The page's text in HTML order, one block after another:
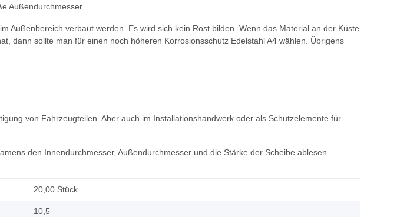
Außendurchmesser.
Außenbereich verbaut werden. Es wird sich kein Rost bilden. Wenn das Material an der Küste
dann sollte man für einen noch höheren Korrosionsschutz Edelstahl A4 wählen. Übrigens
von Fahrzeugteilen. Aber auch im Installationshandwerk oder als Schutzelemente für
den Innendurchmesser, Außendurchmesser und die Stärke der Scheibe ablesen.
20,00 Stück
10,5